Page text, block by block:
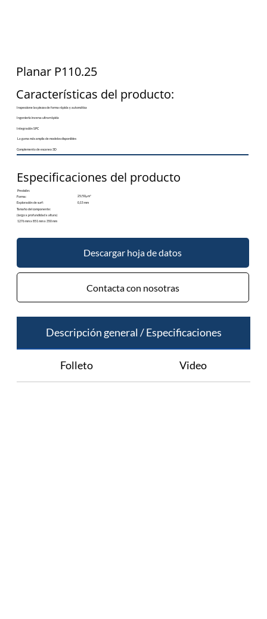
Planar P110.25
Características del producto:
Inspeccione las piezas de forma rápida y automática
Ingeniería inversa ultrarrápida
Integración SPC
La gama más amplia de modelos disponibles
Complemento de escaneo 3D
Especificaciones del producto
Precisión:
​Forma:
25/50μm*
Exploración de surf:
0,15 mm
Tamaño del componente:
(largo x profundidad x altura)
1276 mm x 851 mm x 350 mm
Descargar hoja de datos
Contacta con nosotras
Descripción general / Especificaciones
Folleto Video